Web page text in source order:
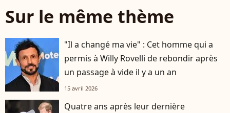
Sur le même thème
"Il a changé ma vie" : Cet homme qui a
permis à Willy Rovelli de rebondir après
un passage à vide il y a un an
15 avril 2026
Quatre ans après leur dernière